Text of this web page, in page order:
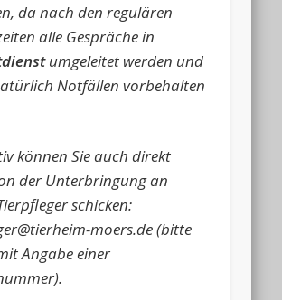
da nach den regulären
alle Gespräche in
umgeleitet werden und
Notfällen vorbehalten
können Sie auch direkt
der Unterbringung an
schicken:
moers.de (bitte
Angabe einer